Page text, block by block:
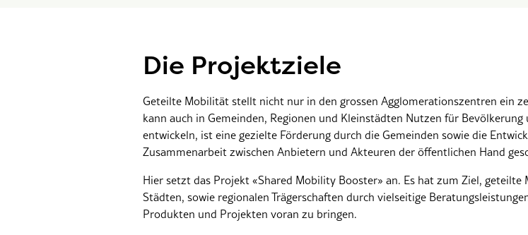
Die Projektziele
Geteilte Mobilität stellt nicht nur in den grossen Agglomerationszentren ein
kann auch in Gemeinden, Regionen und Kleinstädten Nutzen für
entwickeln, ist eine gezielte Förderung durch die Gemeinden sowie die
Zusammenarbeit zwischen Anbietern und Akteuren der öffentlichen Hand
Hier setzt das Projekt «Shared Mobility Booster» an. Es hat zum Ziel,
Städten, sowie regionalen Trägerschaften durch vielseitige
Produkten und Projekten voran zu bringen.